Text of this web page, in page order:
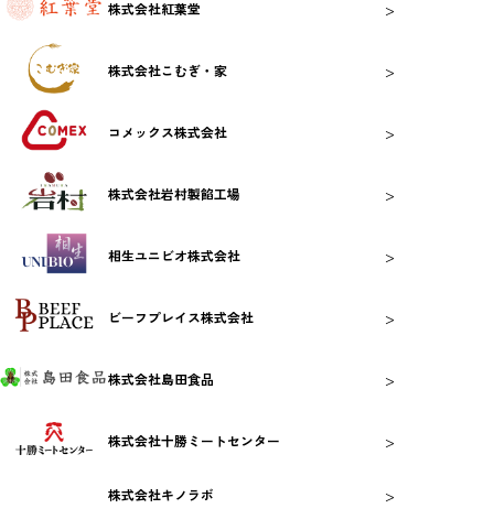
株式会社紅葉堂 >
株式会社こむぎ・家 >
コメックス株式会社 >
株式会社岩村製餡工場 >
相生ユニビオ株式会社 >
ビーフプレイス株式会社 >
株式会社島田食品 >
株式会社十勝ミートセンター >
株式会社キノラボ >